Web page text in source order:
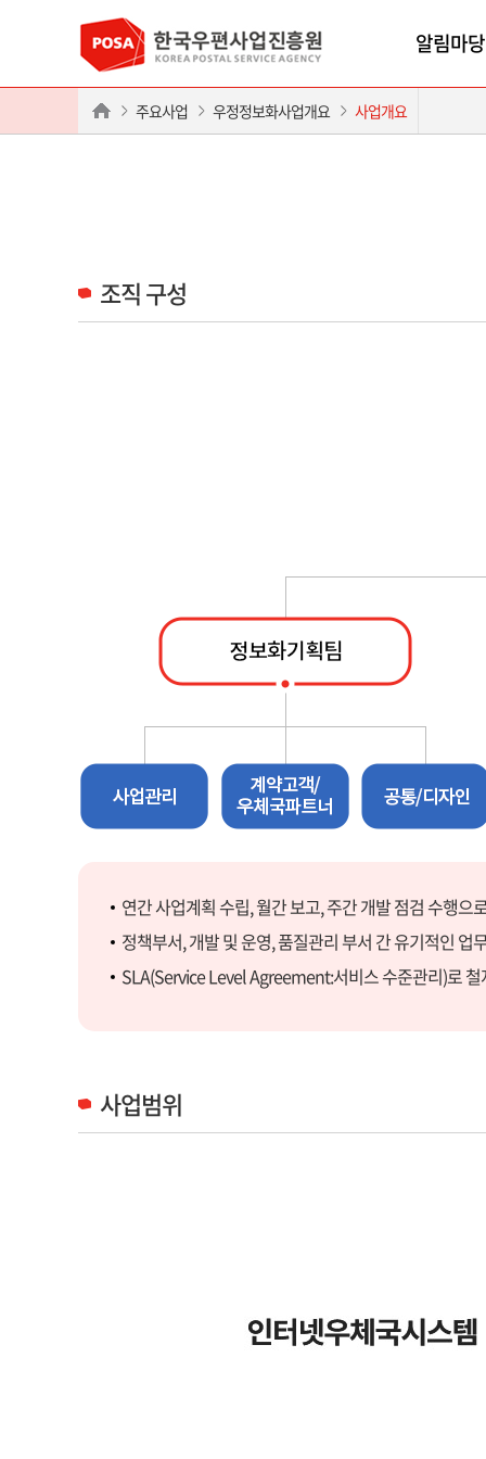
알림마당
주요사업 우정정보화사업개요 사업개요
조직 구성
연간 사업계획 수립, 월간 보고, 주간 개발 점검 수행으
정책부서, 개발 및 운영, 품질관리 부서 간 유기적인
SLA(Service Level Agreement:서비스 수준관리)로
사업범위